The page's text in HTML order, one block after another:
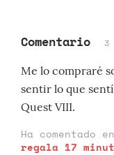
Comentario 3
Me lo compraré
sentir lo que
Quest VIII.
Ha comentado
regala 17